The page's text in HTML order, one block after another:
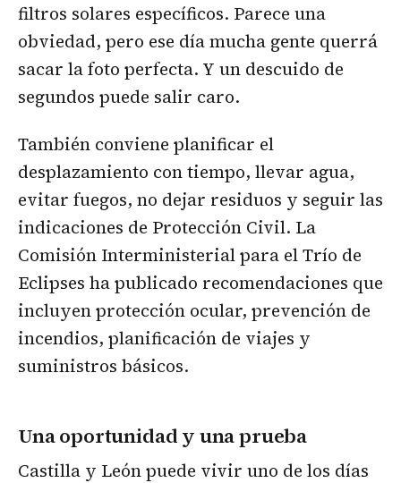
filtros solares específicos. Parece una
obviedad, pero ese día mucha gente querrá
sacar la foto perfecta. Y un descuido de
segundos puede salir caro.
También conviene planificar el
desplazamiento con tiempo, llevar agua,
evitar fuegos, no dejar residuos y seguir las
indicaciones de Protección Civil. La
Comisión Interministerial para el Trío de
Eclipses ha publicado recomendaciones que
incluyen protección ocular, prevención de
incendios, planificación de viajes y
suministros básicos.
Una oportunidad y una prueba
Castilla y León puede vivir uno de los días